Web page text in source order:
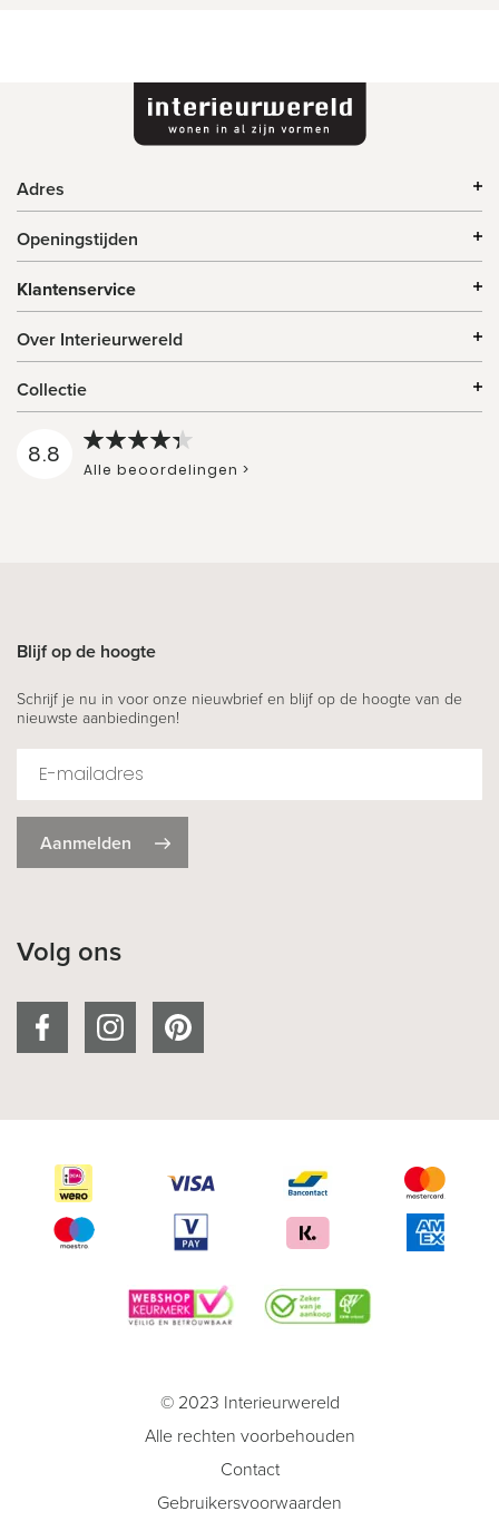
Adres
Openingstijden
Klantenservice
Over Interieurwereld
Collectie
8.8
Alle beoordelingen >
Blijf op de hoogte
Schrijf je nu in voor onze nieuwbrief en blijf op de hoogte van de
nieuwste aanbiedingen!
Aanmelden
Volg ons
© 2023 Interieurwereld
Alle rechten voorbehouden
Contact
Gebruikersvoorwaarden